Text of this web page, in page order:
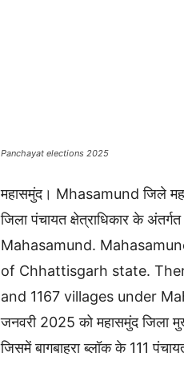
Panchayat elections 2025
महासमुंद। Mhasamund जिले
जिला पंचायत क्षेत्राधिकार के
Mahasamund.
of Chhattisgarh state.
and 1167 villages under
जनवरी 2025 को महासमुंद जिला
जिसमें बागबाहरा ब्लॉक के 111